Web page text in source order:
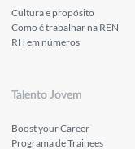
Cultura e propósito
Como é trabalhar na REN
RH em números
Talento Jovem
Boost your Career
Programa de Trainees